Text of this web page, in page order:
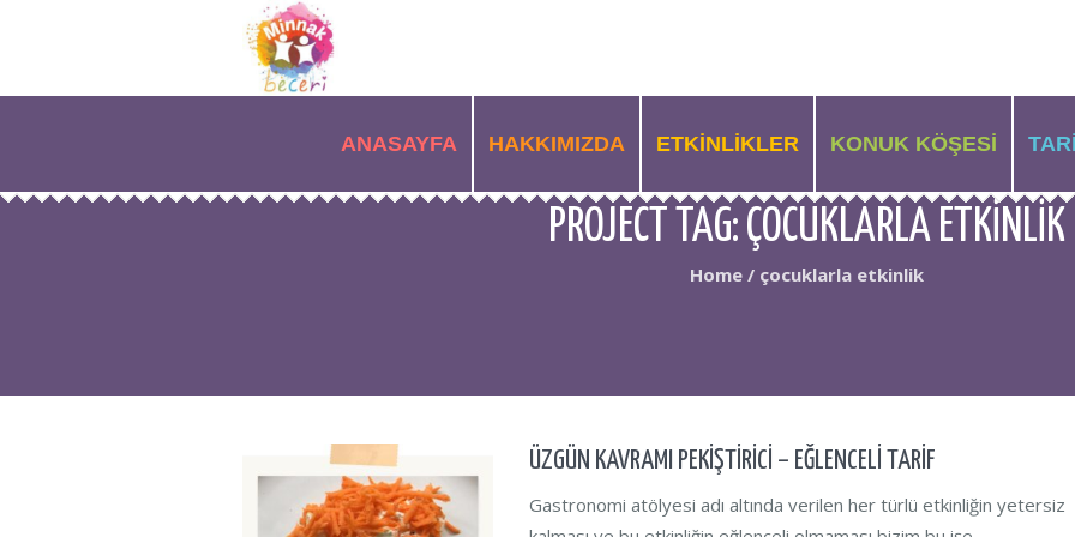
ANASAYFA HAKKIMIZDA ETKINLIKLER KONUK KÖŞESI
PROJECT TAG: ÇOCUKLARLA ETKINLIK
Home / çocuklarla etkinlik
ÜZGÜN KAVRAMI PEKİŞTİRİCİ – EĞLENCELİ TARİF
Gastronomi atölyesi adı altında verilen her türlü etkinliğin yetersiz